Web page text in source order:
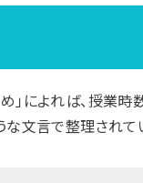
によれば、授業時
文言で整理されて